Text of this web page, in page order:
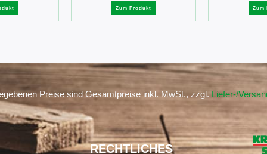
Zum Produkt Zum
Preise sind Gesamtpreise inkl. MwSt., zzgl. Liefer-/
RECHTLICHES